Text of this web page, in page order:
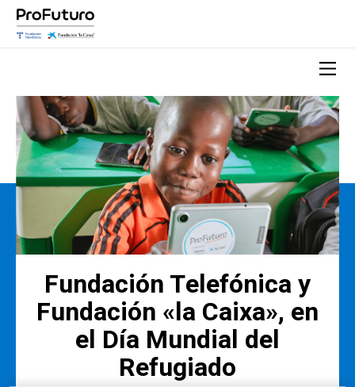
Fundación Telefónica y
Fundación «la Caixa», en
el Día Mundial del
Refugiado